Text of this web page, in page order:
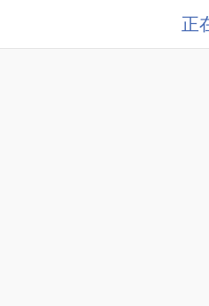
正